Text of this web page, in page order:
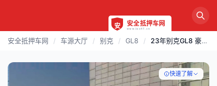
安全抵押车网 / 车源大厅 / 别克 / GL8 / 23年别克GL8 豪华版
快速了解